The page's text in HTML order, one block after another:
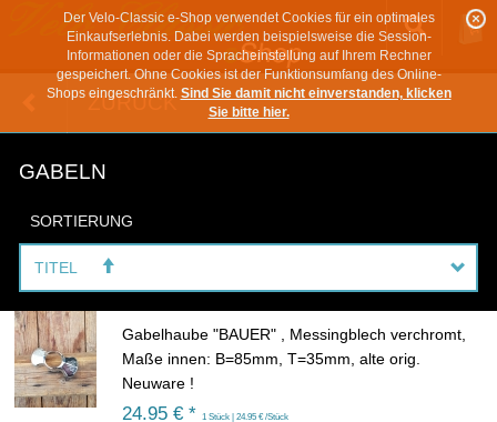
Der Velo-Classic e-Shop verwendet Cookies für ein optimales
Einkaufserlebnis. Dabei werden beispielsweise die Session-
Informationen oder die Spracheinstellung auf Ihrem Rechner
gespeichert. Ohne Cookies ist der Funktionsumfang des Online-
Shops eingeschränkt. Sind Sie damit nicht einverstanden, klicken
Sie bitte hier.
ZURÜCK
GABELN
SORTIERUNG
TITEL
Gabelhaube "BAUER" , Messingblech verchromt,
Maße innen: B=85mm, T=35mm, alte orig.
Neuware !
24.95 € * 1 Stück | 24.95 € /Stück